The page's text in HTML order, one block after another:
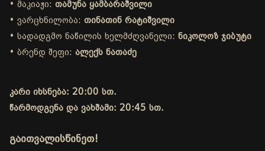
• მაკიაჟი: თამუნა ყამბარაშვილი
• ვარცხნილობა: თინათინ რატიშვილი
• სადადგმო ნაწილის ხელმძღვანელი: ნიკოლოზ ჯიბუტი
• ბრენდ შეფი: ალექს ნათაძე
კარი იხსნება: 20:00 სთ.
წარმოდგენა და ვახშამი: 20:45 სთ.
გაითვალისწინეთ!